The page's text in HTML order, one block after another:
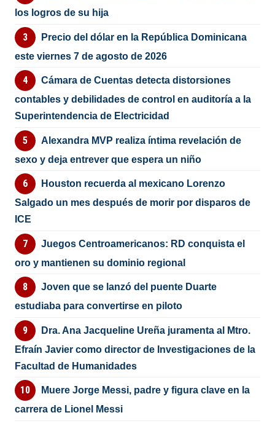
los logros de su hija
Precio del dólar en la República Dominicana
este viernes 7 de agosto de 2026
Cámara de Cuentas detecta distorsiones
contables y debilidades de control en auditoría a la
Superintendencia de Electricidad
Alexandra MVP realiza íntima revelación de
sexo y deja entrever que espera un niño
Houston recuerda al mexicano Lorenzo
Salgado un mes después de morir por disparos de
ICE
Juegos Centroamericanos: RD conquista el
oro y mantienen su dominio regional
Joven que se lanzó del puente Duarte
estudiaba para convertirse en piloto
Dra. Ana Jacqueline Ureña juramenta al Mtro.
Efraín Javier como director de Investigaciones de la
Facultad de Humanidades
Muere Jorge Messi, padre y figura clave en la
carrera de Lionel Messi